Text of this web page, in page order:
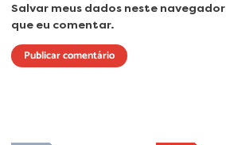
Salvar meus dados neste
que eu comentar.